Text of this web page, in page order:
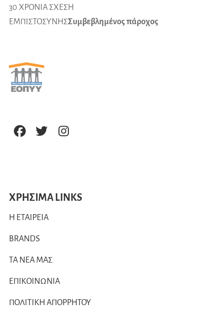
30 ΧΡΟΝΙΑ ΣΧΕΣΗ
ΕΜΠΙΣΤΟΣΥΝΗΣΣυμβεβλημένος πάροχος
ΧΡΗΣΙΜΑ LINKS
Η ΕΤΑΙΡΕΙΑ
BRANDS
ΤΑ ΝΕΑ ΜΑΣ
ΕΠΙΚΟΙΝΩΝΙΑ
ΠΟΛΙΤΙΚΗ ΑΠΟΡΡΗΤΟΥ